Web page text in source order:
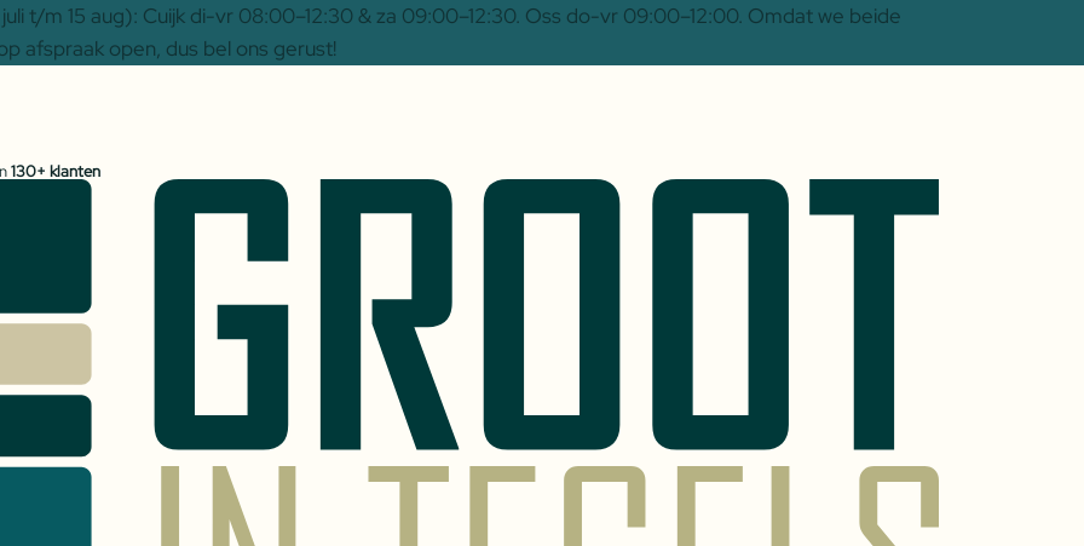
t/m 15 aug): Cuijk di-vr 08:00–12:30 & za 09:00–12:30. Oss do-vr 09:00–12:00. Omdat we beide
afspraak open, dus bel ons gerust!
130+ klanten